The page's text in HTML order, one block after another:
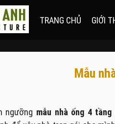
TRANG CHỦ GIỚI
Mẫu
ngưỡng mẫu nhà ống 4